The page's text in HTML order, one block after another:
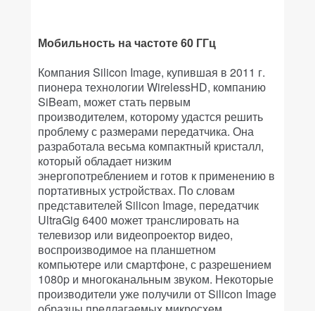
Мобильность на частоте 60 ГГц
Компания Silicon Image, купившая в 2011 г.
пионера технологии WirelessHD, компанию
SiBeam, может стать первым
производителем, которому удастся решить
проблему с размерами передатчика. Она
разработала весьма компактный кристалл,
который обладает низким
энергопотреблением и готов к применению в
портативных устройствах. По словам
представителей Silicon Image, передатчик
UltraGig 6400 может транслировать на
телевизор или видеопроектор видео,
воспроизводимое на планшетном
компьютере или смартфоне, с разрешением
1080p и многоканальным звуком. Некоторые
производители уже получили от Silicon Image